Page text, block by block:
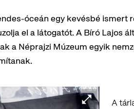
óceán egy kevésbé ismert
el a látogatót. A Bíró Lajos
a Néprajzi Múzeum egyik
A